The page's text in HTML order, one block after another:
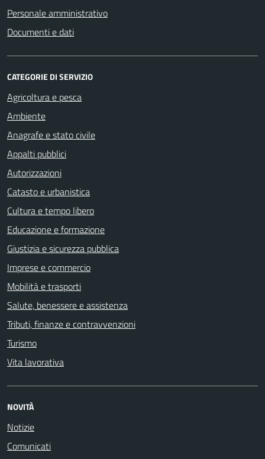
Personale amministrativo
Documenti e dati
CATEGORIE DI SERVIZIO
Agricoltura e pesca
Ambiente
Anagrafe e stato civile
Appalti pubblici
Autorizzazioni
Catasto e urbanistica
Cultura e tempo libero
Educazione e formazione
Giustizia e sicurezza pubblica
Imprese e commercio
Mobilità e trasporti
Salute, benessere e assistenza
Tributi, finanze e contravvenzioni
Turismo
Vita lavorativa
NOVITÀ
Notizie
Comunicati